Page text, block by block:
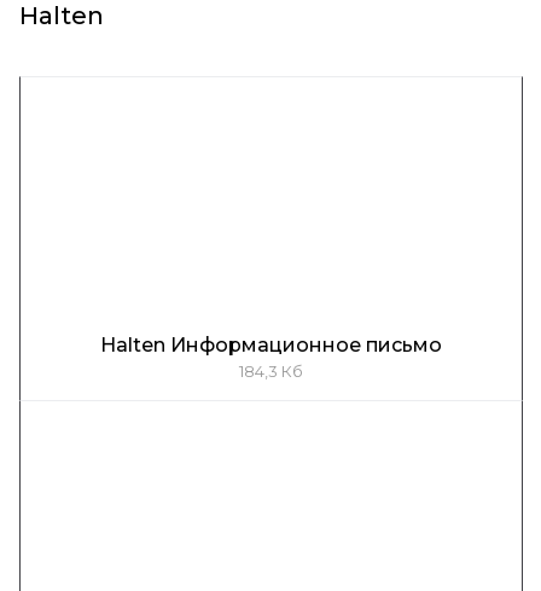
Halten
Halten Информационное письмо
184,3 Кб